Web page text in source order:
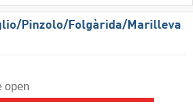
​Pinzolo/​Folgàrida/​Marilleva
open